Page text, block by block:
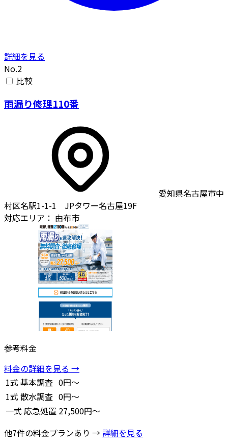
詳細を見る
No.2
比較
雨漏り修理110番
愛知県名古屋市中
村区名駅1-1-1 JPタワー名古屋19F
対応エリア： 由布市
参考料金
料金の詳細を見る →
1式 基本調査 0円～
1式 散水調査 0円～
一式 応急処置 27,500円～
他7件の料金プランあり → 詳細を見る